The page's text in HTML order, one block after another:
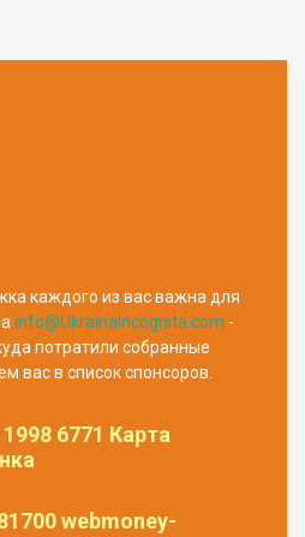
каждого из вас важна для
info@UkrainaIncognita.com -
потратили собранные
вас в список спонсоров.
6771 Карта
webmoney-